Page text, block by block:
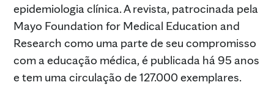
epidemiologia clínica. A revista, patrocinada pela
Mayo Foundation for Medical Education and
Research como uma parte de seu compromisso
com a educação médica, é publicada há 95 anos
e tem uma circulação de 127.000 exemplares.